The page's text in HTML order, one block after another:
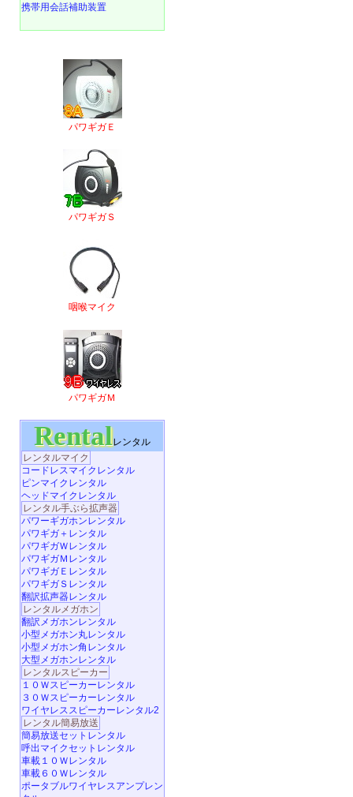
携帯用会話補助装置
パワギガＥ
パワギガＳ
咽喉マイク
パワギガＭ
Rentalレンタル
レンタルマイク
コードレスマイクレンタル
ピンマイクレンタル
ヘッドマイクレンタル
レンタル手ぶら拡声器
パワーギガホンレンタル
パワギガ＋レンタル
パワギガＷレンタル
パワギガＭレンタル
パワギガＥレンタル
パワギガＳレンタル
翻訳拡声器レンタル
レンタルメガホン
翻訳メガホンレンタル
小型メガホン丸レンタル
小型メガホン角レンタル
大型メガホンレンタル
レンタルスピーカー
１０Ｗスピーカーレンタル
３０Ｗスピーカーレンタル
ワイヤレススピーカーレンタル2
レンタル簡易放送
簡易放送セットレンタル
呼出マイクセットレンタル
車載１０Ｗレンタル
車載６０Ｗレンタル
ポータブルワイヤレスアンプレン